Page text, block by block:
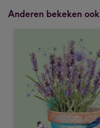
Anderen bekeken ook